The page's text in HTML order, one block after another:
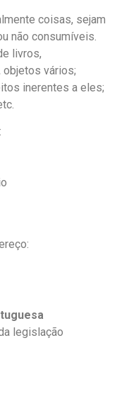
coisas, sejam
não consumíveis.
livros,
objetos vários;
inerentes a eles;
legislação